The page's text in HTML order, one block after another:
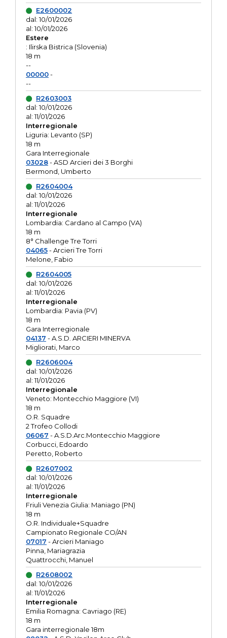
E2600002
dal: 10/01/2026
al: 10/01/2026
Estere
: Ilirska Bistrica (Slovenia)
18 m
--
00000-
--
R2603003
dal: 10/01/2026
al: 11/01/2026
Interregionale
Liguria: Levanto (SP)
18 m
Gara Interregionale
03028- ASD Arcieri dei 3 Borghi
Bermond, Umberto
R2604004
dal: 10/01/2026
al: 11/01/2026
Interregionale
Lombardia: Cardano al Campo (VA)
18 m
8° Challenge Tre Torri
04065- Arcieri Tre Torri
Melone, Fabio
R2604005
dal: 10/01/2026
al: 11/01/2026
Interregionale
Lombardia: Pavia (PV)
18 m
Gara Interregionale
04137 - A.S.D. ARCIERI MINERVA
Migliorati, Marco
R2606004
dal: 10/01/2026
al: 11/01/2026
Interregionale
Veneto: Montecchio Maggiore (VI)
18 m
O.R. Squadre
2 Trofeo Collodi
06067 - A.S.D.Arc.Montecchio Maggiore
Corbucci, Edoardo
Peretto, Roberto
R2607002
dal: 10/01/2026
al: 11/01/2026
Interregionale
Friuli Venezia Giulia: Maniago (PN)
18 m
O.R. Individuale+Squadre
Campionato Regionale CO/AN
07017 - Arcieri Maniago
Pinna, Mariagrazia
Quattrocchi, Manuel
R2608002
dal: 10/01/2026
al: 11/01/2026
Interregionale
Emilia Romagna: Cavriago (RE)
18 m
Gara interregionale 18m